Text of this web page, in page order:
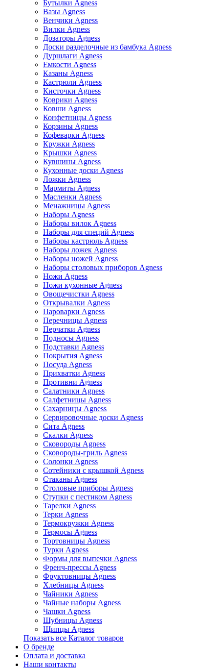
Бутылки Agness
Вазы Agness
Венчики Agness
Вилки Agness
Дозаторы Agness
Доски разделочные из бамбука Agness
Дуршлаги Agness
Емкости Agness
Казаны Agness
Кастрюли Agness
Кисточки Agness
Коврики Agness
Ковши Agness
Конфетницы Agness
Корзины Agness
Кофеварки Agness
Кружки Agness
Крышки Agness
Кувшины Agness
Кухонные доски Agness
Ложки Agness
Мармиты Agness
Масленки Agness
Менажницы Agness
Наборы Agness
Наборы вилок Agness
Наборы для специй Agness
Наборы кастрюль Agness
Наборы ложек Agness
Наборы ножей Agness
Наборы столовых приборов Agness
Ножи Agness
Ножи кухонные Agness
Овощечистки Agness
Открывалки Agness
Пароварки Agness
Перечницы Agness
Перчатки Agness
Подносы Agness
Подставки Agness
Покрытия Agness
Посуда Agness
Прихватки Agness
Противни Agness
Салатники Agness
Салфетницы Agness
Сахарницы Agness
Сервировочные доски Agness
Сита Agness
Скалки Agness
Сковороды Agness
Сковороды-гриль Agness
Солонки Agness
Сотейники с крышкой Agness
Стаканы Agness
Столовые приборы Agness
Ступки с пестиком Agness
Тарелки Agness
Терки Agness
Термокружки Agness
Термосы Agness
Тортовницы Agness
Турки Agness
Формы для выпечки Agness
Френч-прессы Agness
Фруктовницы Agness
Хлебницы Agness
Чайники Agness
Чайные наборы Agness
Чашки Agness
Шубницы Agness
Щипцы Agness
Показать все Каталог товаров
О бренде
Оплата и доставка
Наши контакты